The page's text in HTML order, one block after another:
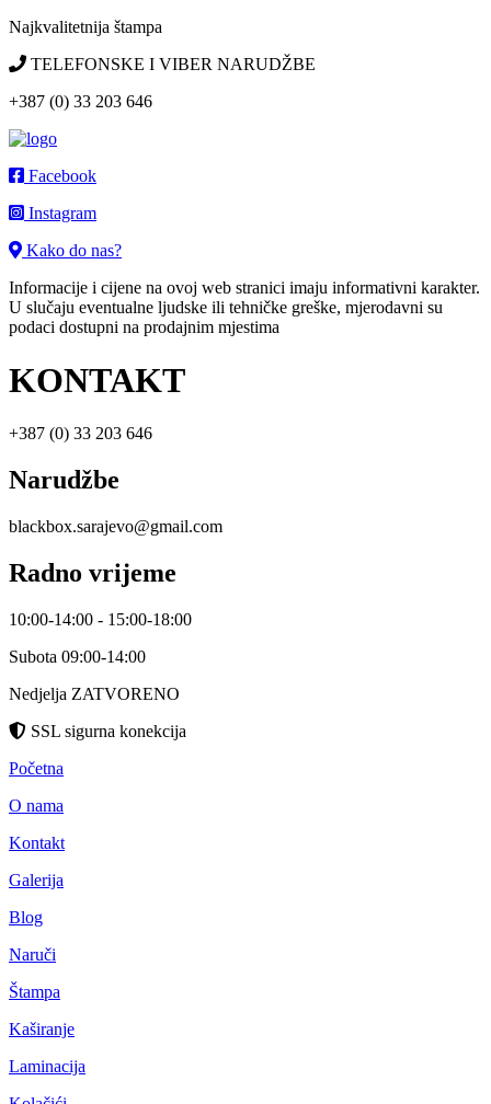
Najkvalitetnija štampa
TELEFONSKE I VIBER NARUDŽBE
+387 (0) 33 203 646
Facebook
Instagram
Kako do nas?
Informacije i cijene na ovoj web stranici imaju informativni karakter.
U slučaju eventualne ljudske ili tehničke greške, mjerodavni su
podaci dostupni na prodajnim mjestima
KONTAKT
+387 (0) 33 203 646
Narudžbe
blackbox.sarajevo@gmail.com
Radno vrijeme
10:00-14:00 - 15:00-18:00
Subota 09:00-14:00
Nedjelja ZATVORENO
SSL sigurna konekcija
Početna
O nama
Kontakt
Galerija
Blog
Naruči
Štampa
Kaširanje
Laminacija